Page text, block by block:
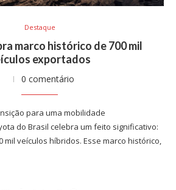
Destaque
marco histórico de 700 mil
exportados
0 comentário
para uma mobilidade
do Brasil celebra um feito significativo:
mil veículos híbridos. Esse marco histórico,